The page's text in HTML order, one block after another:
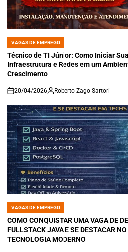
POSTED
IN
VAGAS DE EMPREGO
Técnico de TI Júnior: Como Iniciar
Infraestrutura e Redes em um
Crescimento
on
20/04/2026 Roberto Zago Sartori
POSTED
IN
VAGAS DE EMPREGO
COMO CONQUISTAR UMA VAGA DE
FULLSTACK JAVA E SE DESTACAR
TECNOLOGIA MODERNO